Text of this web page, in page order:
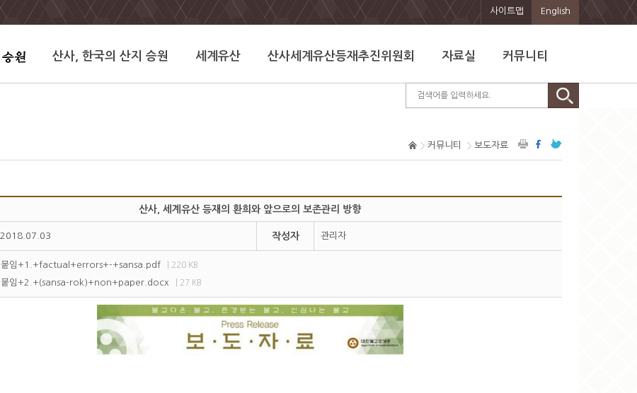
사이트맵 English
산사, 한국의 산지 승원 세계유산 산사세계유산등재추진위원회 자료실 커뮤니티
커뮤니티 보도자료
산사 , 세계유산 등재의 환희와 앞으로의 보존관리 방향
2018.07.03 작성자 관리자
붙임+1.+factual+errors+-+sansa.pdf | 220 KB
붙임+2.+(sansa-rok)+non+paper.docx | 27 KB